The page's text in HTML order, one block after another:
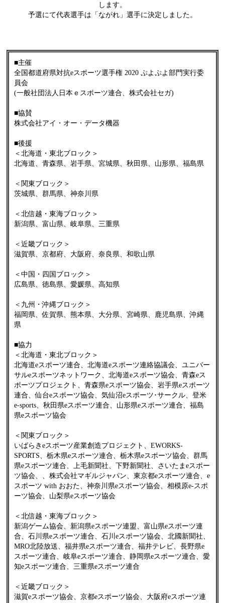
します。
予選にて代表選手は「ながれ」選手に決定しました。
■主催
全国都道府県対抗eスポーツ選手権 2020 ぷよぷよ部門実行委
員会
(一般社団法人日本ｅスポーツ連合、株式会社セガ)
■協賛
株式会社アイ・オー・データ機器
■後援
＜北海道・東北ブロック＞
北海道、青森県、岩手県、宮城県、秋田県、山形県、福島県
＜関東ブロック＞
茨城県、群馬県、神奈川県
＜北信越・東海ブロック＞
新潟県、富山県、岐阜県、三重県
＜近畿ブロック＞
滋賀県、京都府、大阪府、奈良県、和歌山県
＜中国・四国ブロック＞
広島県、徳島県、愛媛県、高知県
＜九州・沖縄ブロック＞
福岡県、佐賀県、熊本県、大分県、宮崎県、鹿児島県、沖縄
県
■協力
＜北海道・東北ブロック＞
北海道eスポーツ連合、北海道eスポーツ連絡協議会、ユニバー
サルeスポーツネットワーク、北海道eスポーツ協会、青森eス
ポーツプロジェクト、青森県eスポーツ協会、岩手県eスポーツ
連合、仙台eスポーツ協会、気仙沼eスポーツ･サークル、登米
e-sports、秋田県eスポーツ連合、山形県eスポーツ連合、福島
県eスポーツ協会
＜関東ブロック＞
いばらきeスポーツ産業創造プロジェクト、EWORKS-
SPORTS、栃木県eスポーツ連合、栃木県eスポーツ協会、群馬
県eスポーツ連合、上毛新聞社、下野新聞社、さいたまeスポー
ツ協会、、株式会社マギルジャパン、東京都eスポーツ連合、e
スポーツ with おおた、神奈川県eスポーツ協会、相模原e-スポ
ーツ協会、山梨県eスポーツ協会
＜北信越・東海ブロック＞
新潟ゲーム協会、新潟県eスポーツ連盟、富山県eスポーツ連
合、石川県eスポーツ連合、石川eスポーツ協会、北國新聞社、
MRO北陸放送、福井県eスポーツ連合、福井テレビ、長野県e
スポーツ連合、岐阜eスポーツ連合、静岡県eスポーツ連合、愛
知eスポーツ連合、三重県eスポーツ連合
＜近畿ブロック＞
滋賀eスポーツ協会、京都eスポーツ協会、大阪府eスポーツ連